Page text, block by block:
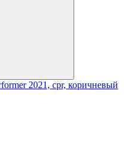
2021, cpr, коричневый